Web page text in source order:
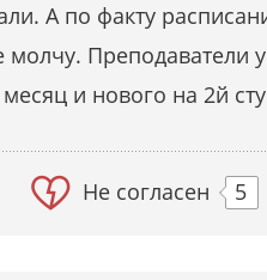
А по факту
Преподаватели
и нового на 2й
Не согласен 5